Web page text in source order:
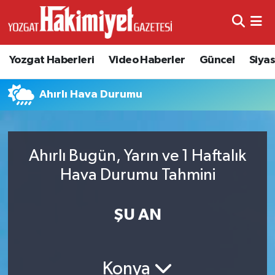
Yozgat Haberleri Video Haberler Güncel
Ahırlı Hava Durumu
Ahırlı Bugün, Yarın ve 1 Haftalık
Hava Durumu Tahmini
ŞU AN
Konya